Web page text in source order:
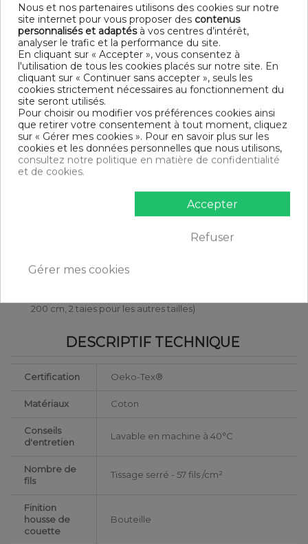
DÉTAIL
Matière : 100% Coton 57 fils
Couleur : Gris Foncé/Safran
Entretien : Lavable en machine à 40°C
Parure de lit 2 ou 3 pièces
Finition housse de couette : Bouteille
Finition taie d'oreiller : Portefeuille
Modèle : Gris Foncé/Safran
Tissage serré - 57 fils /cm²
DIMENSIONS & GUIDE
Housse de couette
140 x 200 cm : 1 personne
200 x 200 cm : 1-2 personnes
CONTENU
200 cm, 2 taies pour les autres tailles)
DESCRIPTIF TECHNIQUE
Certification Oeko-Tex®
Matériaux Coton
Conseils
d'entretien
Lavable en machine à 40°C
Nombre de
fils
Tissage serré - 57 fils /cm²
Finition
housse de
couette
Bouteille
Nous et nos partenaires utilisons des cookies sur notre
site internet pour vous proposer des contenus
personnalisés et adaptésà vos centres d’intérêt,
analyser le trafic et la performance du site.
En cliquant sur « Accepter », vous consentez à
l'utilisation de tous les cookies placés sur notre site. En
cliquant sur « Continuer sans accepter », seuls les
cookies strictement nécessaires au fonctionnement du
site seront utilisés.
Pour choisir ou modifier vos préférences cookies ainsi
que retirer votre consentement à tout moment, cliquez
sur « Gérer mes cookies ». Pour en savoir plus sur les
cookies et les données personnelles que nous utilisons,
consultez notre politique en matière de confidentialité
et de cookies.
Accepter
Refuser
Gérer mes cookies